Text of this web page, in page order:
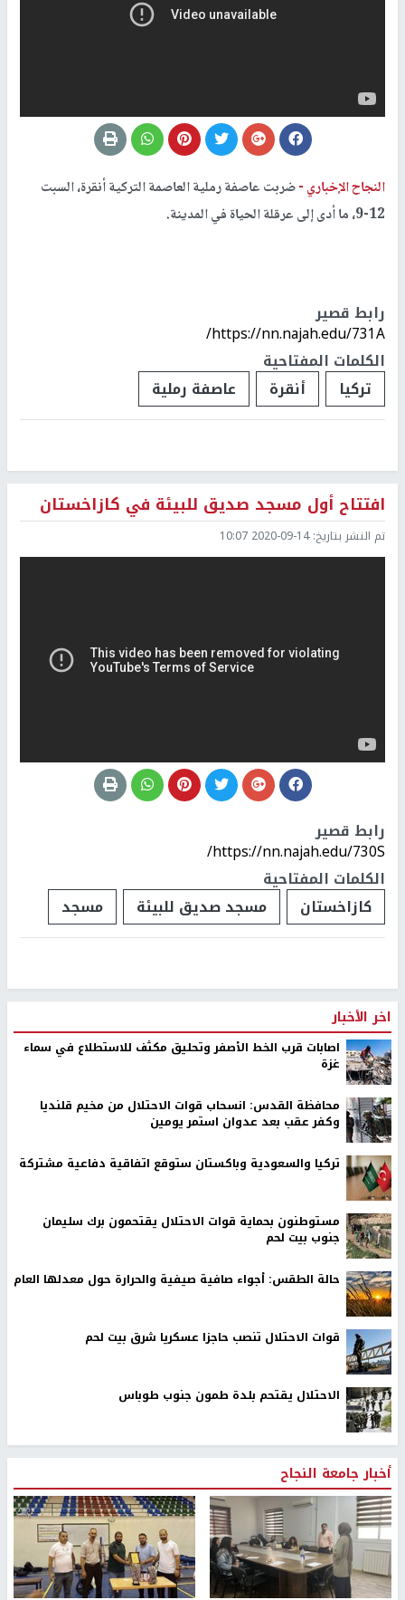
النجاح الإخباري -ضربت عاصفة رملية العاصمة التركية أنقرة، السبت
12-9، ما أدى إلى عرقلة الحياة في المدينة.
رابط قصير
https://nn.najah.edu/731A/
الكلمات المفتاحية
تركيا
أنقرة عاصفة رملية
افتتاح أول مسجد صديق للبيئة في كازاخستان
تم النشر بتاريخ:2020-09-14 10:07
رابط قصير
https://nn.najah.edu/730S/
الكلمات المفتاحية
كازاخستان
مسجد صديق للبيئة مسجد
اخر الأخبار
اصابات قرب الخط الأصفر وتحليق مكثف للاستطلاع في سماء
غزة
محافظة القدس: انسحاب قوات الاحتلال من مخيم قلنديا
وكفر عقب بعد عدوان استمر يومين
تركيا والسعودية وباكستان ستوقع اتفاقية دفاعية مشتركة
مستوطنون بحماية قوات الاحتلال يقتحمون برك سليمان
جنوب بيت لحم
حالة الطقس: أجواء صافية صيفية والحرارة حول معدلها العام
قوات الاحتلال تنصب حاجزا عسكريا شرق بيت لحم
الاحتلال يقتحم بلدة طمون جنوب طوباس
أخبار جامعة النجاح